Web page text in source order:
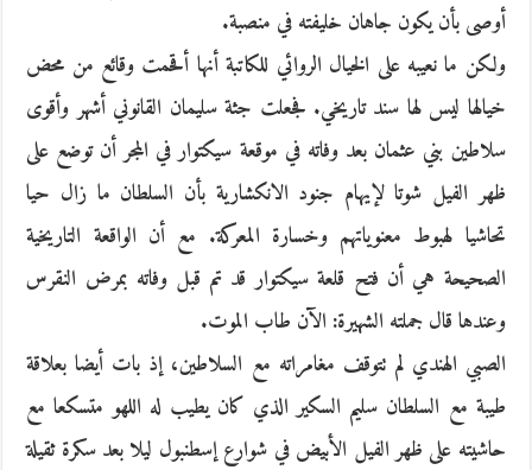
أوصى بأن يكون جاهان خليفته في منصبة.
ولكن ما نعيبه على الخيال الروائي للكاتبة أنها أقحمت وقائع من محض
خيالها ليس لها سند تاريخي. فجعلت جثة سليمان القانوني أشهر وأقوى
سلاطين بني عثمان بعد وفاته في موقعة سيكتوار في المجر أن توضع على
ظهر الفيل شوتا لإيهام جنود الانكشارية بأن السلطان ما زال حيا
تحاشيا لهبوط معنوياتهم وخسارة المعركة. مع أن الواقعة التاريخية
الصحيحة هي أن فتح قلعة سيكتوار قد تم قبل وفاته بمرض النقرس
وعندها قال جملته الشهيرة: الآن طاب الموت.
الصبي الهندي لم تتوقف مغامراته مع السلاطين، إذ بات أيضا بعلاقة
طيبة مع السلطان سليم السكير الذي كان يطيب له اللهو متسكعا مع
حاشيته على ظهر الفيل الأبيض في شوارع إسطنبول ليلا بعد سكرة ثقيلة